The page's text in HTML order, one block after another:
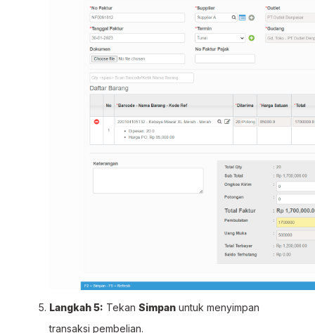
Langkah 5: Tekan Simpan untuk menyimpan
transaksi pembelian.